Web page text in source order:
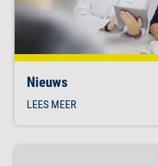
Nieuws
LEES MEER